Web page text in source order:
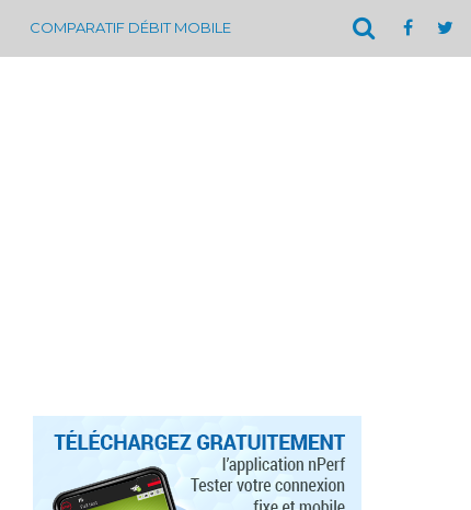
COMPARATIF DÉBIT MOBILE